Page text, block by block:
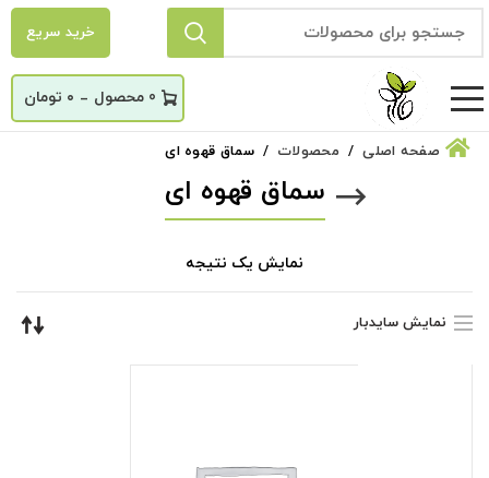
خرید سریع
0
_ ۰ تومان
صفحه اصلی محصولات سماق قهوه ای
سماق قهوه ای
نمایش یک نتیجه
نمایش سایدبار